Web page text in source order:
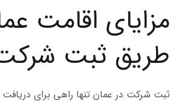
مزایای اقامت
طریق ثبت
ثبت شرکت در عمان تنها راهی برای